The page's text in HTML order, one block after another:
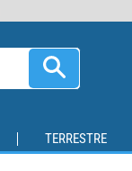
TERRESTRE